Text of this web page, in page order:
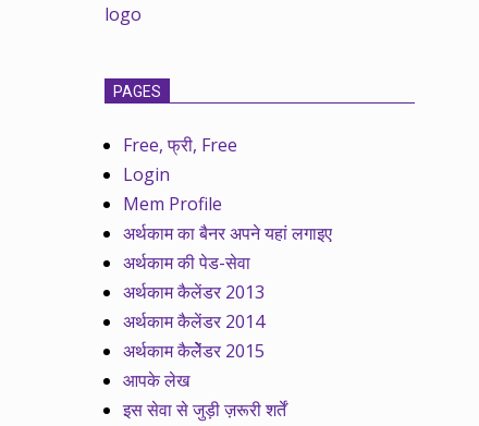
PAGES
Free, फ्री, Free
Login
Mem Profile
अर्थकाम का बैनर अपने यहां लगाइए
अर्थकाम की पेड-सेवा
अर्थकाम कैलेंडर 2013
अर्थकाम कैलेंडर 2014
अर्थकाम कैलेेंडर 2015
आपके लेख
इस सेवा से जुड़ी ज़रूरी शर्तें